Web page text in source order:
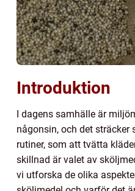
Introduktion
I dagens samhälle är
någonsin, och det
rutiner, som att tvätta
skillnad är valet av
vi utforska de olika